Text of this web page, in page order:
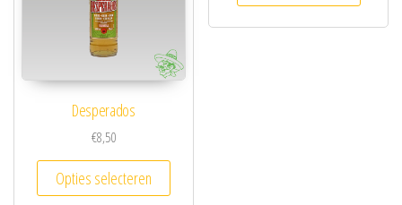
Desperados
€8,50
Opties selecteren